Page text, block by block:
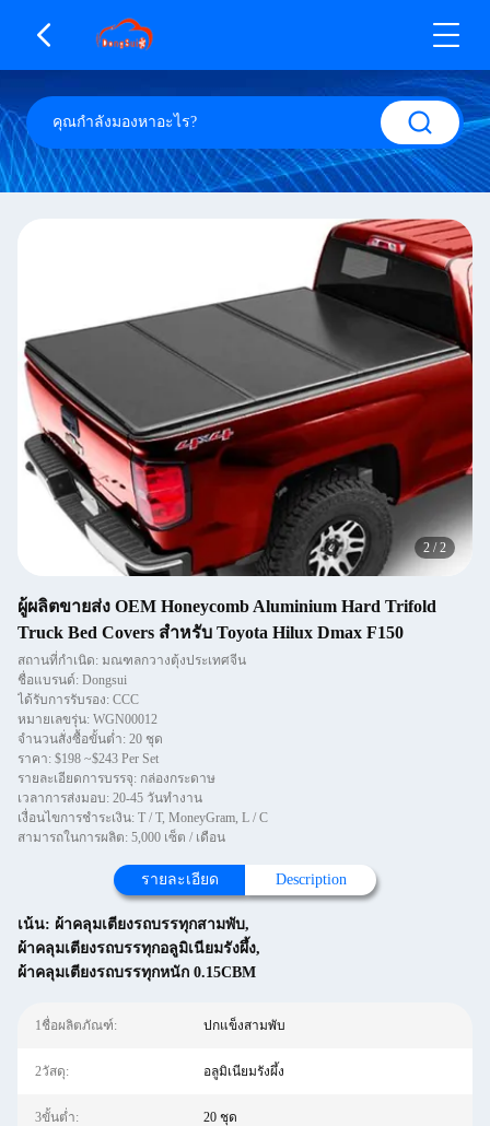
2 /2
ผู้ผลิตขายส่ง OEM Honeycomb Aluminium Hard Trifold
Truck Bed Covers สำหรับ Toyota Hilux Dmax F150
สถานที่กำเนิด: มณฑลกวางตุ้งประเทศจีน
ชื่อแบรนด์: Dongsui
ได้รับการรับรอง: CCC
หมายเลขรุ่น: WGN00012
จำนวนสั่งซื้อขั้นต่ำ: 20 ชุด
ราคา: $198 ~$243 Per Set
รายละเอียดการบรรจุ: กล่องกระดาษ
เวลาการส่งมอบ: 20-45 วันทำงาน
เงื่อนไขการชำระเงิน: T / T, MoneyGram, L / C
สามารถในการผลิต: 5,000 เซ็ต / เดือน
รายละเอียด Description
เน้น: ผ้าคลุมเตียงรถบรรทุกสามพับ,
ผ้าคลุมเตียงรถบรรทุกอลูมิเนียมรังผึ้ง,
ผ้าคลุมเตียงรถบรรทุกหนัก 0.15CBM
1ชื่อผลิตภัณฑ์: ปกแข็งสามพับ
2วัสดุ: อลูมิเนียมรังผึ้ง
3ขั้นต่ำ: 20 ชุด